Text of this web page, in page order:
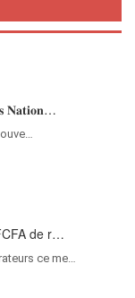
𝐍𝐚𝐭𝐢𝐨𝐧…
de r…
ce me…